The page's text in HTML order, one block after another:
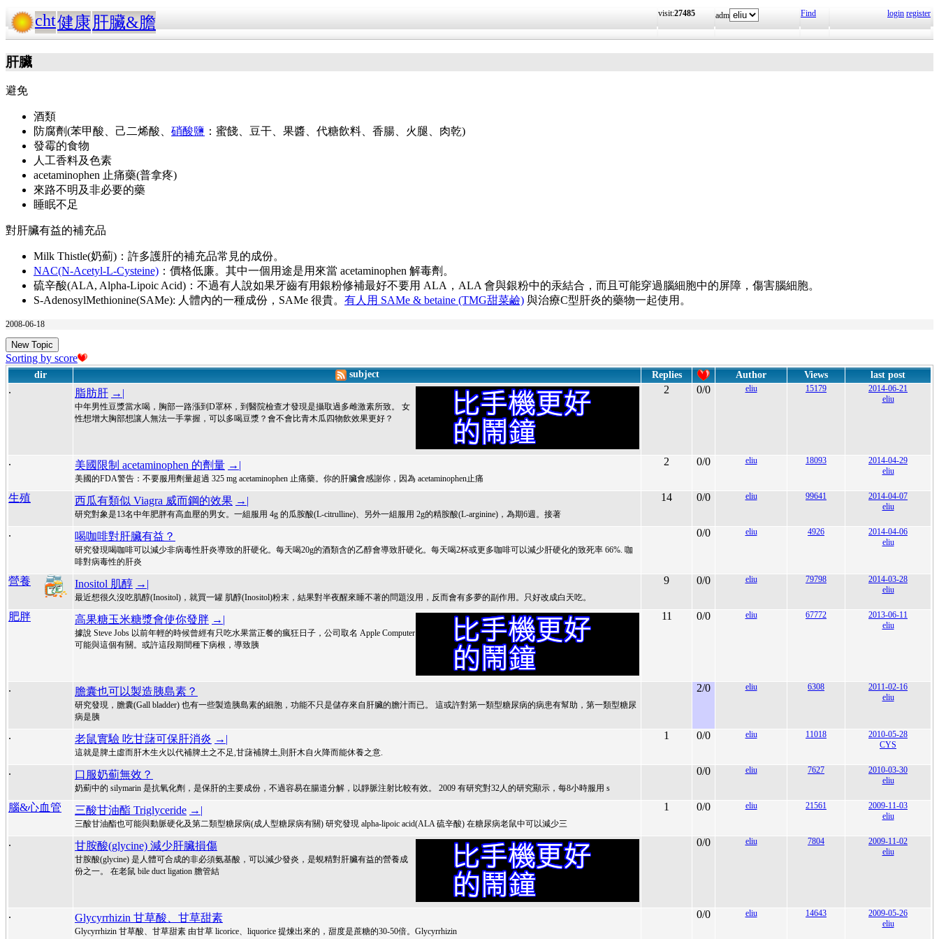
cht健康肝臟&膽 visit:27485 adm Find login register
肝臟
避免
酒類
防腐劑(苯甲酸、己二烯酸、 硝酸鹽 ：蜜餞、豆干、果醬、代糖飲料、香腸、火腿、肉乾)
發霉的食物
人工香料及色素
acetaminophen 止痛藥(普拿疼)
來路不明及非必要的藥
睡眠不足
對肝臟有益的補充品
Milk Thistle(奶薊)：許多護肝的補充品常見的成份。
NAC(N-Acetyl-L-Cysteine) ：價格低廉。其中一個用途是用來當 acetaminophen 解毒劑。
硫辛酸(ALA, Alpha-Lipoic Acid)：不過有人說如果牙齒有用銀粉修補最好不要用 ALA，ALA 會與銀粉中的汞結合，而且可能穿過腦細胞中的屏障，傷害腦細胞。
S-AdenosylMethionine(SAMe): 人體內的一種成份，SAMe 很貴。 有人用 SAMe & betaine (TMG甜菜鹼) 與治療C型肝炎的藥物一起使用。
2008-06-18
New Topic
Sorting by score
dir subject Replies Author Views last post
. 脂肪肝 →|
中年男性豆漿當水喝，胸部一路漲到D罩杯，到醫院檢查才發現是攝取過多雌激素所致。 女
性想增大胸部想讓人無法一手掌握，可以多喝豆漿？會不會比青木瓜四物飲效果更好？
2 0/0 eliu 15179
2014-06-21
eliu
. 美國限制 acetaminophen 的劑量 →|
美國的FDA警告：不要服用劑量超過 325 mg acetaminophen 止痛藥。你的肝臟會感謝你，因為 acetaminophen止痛
2 0/0 eliu 18093
2014-04-29
eliu
生殖 西瓜有類似 Viagra 威而鋼的效果 →|
研究對象是13名中年肥胖有高血壓的男女。一組服用 4g 的瓜胺酸(L-citrulline)、另外一組服用 2g的精胺酸(L-arginine)，為期6週。接著
14 0/0 eliu 99641
2014-04-07
eliu
. 喝咖啡對肝臟有益？
研究發現喝咖啡可以減少非病毒性肝炎導致的肝硬化。每天喝20g的酒類含的乙醇會導致肝硬化。每天喝2杯或更多咖啡可以減少肝硬化的致死率 66%. 咖
啡對病毒性的肝炎
0/0 eliu 4926
2014-04-06
eliu
營養 Inositol 肌醇 →|
最近想很久沒吃肌醇(Inositol)，就買一罐 肌醇(Inositol)粉末，結果對半夜醒來睡不著的問題沒用，反而會有多夢的副作用。只好改成白天吃。
9 0/0 eliu 79798
2014-03-28
eliu
肥胖 高果糖玉米糖漿會使你發胖 →|
據說 Steve Jobs 以前年輕的時候曾經有只吃水果當正餐的瘋狂日子，公司取名 Apple Computer
可能與這個有關。或許這段期間種下病根，導致胰
11 0/0 eliu 67772
2013-06-11
eliu
. 膽囊也可以製造胰島素？
研究發現，膽囊(Gall bladder) 也有一些製造胰島素的細胞，功能不只是儲存來自肝臟的膽汁而已。 這或許對第一類型糖尿病的病患有幫助，第一類型糖尿
病是胰
2/0 eliu 6308
2011-02-16
eliu
. 老鼠實驗 吃甘藷可保肝消炎 →|
這就是脾土虛而肝木生火以代補脾土之不足,甘藷補脾土,則肝木自火降而能休養之意.
1 0/0 eliu 11018
2010-05-28
CYS
. 口服奶薊無效？
奶薊中的 silymarin 是抗氧化劑，是保肝的主要成份，不過容易在腸道分解，以靜脈注射比較有效。 2009 有研究對32人的研究顯示，每8小時服用 s
0/0 eliu 7627
2010-03-30
eliu
腦&心血管 三酸甘油酯 Triglyceride →|
三酸甘油酯也可能與動脈硬化及第二類型糖尿病(成人型糖尿病有關) 研究發現 alpha-lipoic acid(ALA 硫辛酸) 在糖尿病老鼠中可以減少三
1 0/0 eliu 21561
2009-11-03
eliu
. 甘胺酸(glycine) 減少肝臟損傷
甘胺酸(glycine) 是人體可合成的非必須氨基酸，可以減少發炎，是蜆精對肝臟有益的營養成
份之一。 在老鼠 bile duct ligation 膽管結
0/0 eliu 7804
2009-11-02
eliu
. Glycyrrhizin 甘草酸、甘草甜素
Glycyrrhizin 甘草酸、甘草甜素 由甘草 licorice、liquorice 提煉出來的，甜度是蔗糖的30-50倍。Glycyrrhizin
0/0 eliu 14643
2009-05-26
eliu